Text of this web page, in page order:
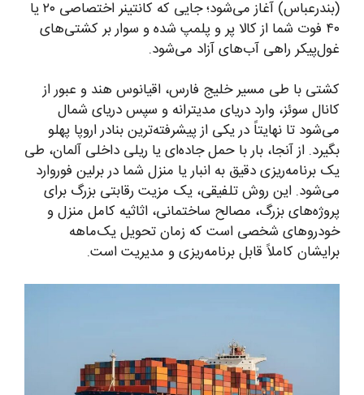
(بندرعباس) آغاز می‌شود؛ جایی که کانتینر اختصاصی ۲۰ یا
۴۰ فوت شما از کالا پر و پلمپ شده و سوار بر کشتی‌های
غول‌پیکر راهی آب‌های آزاد می‌شود.
کشتی با طی مسیر خلیج فارس، اقیانوس هند و عبور از
کانال سوئز، وارد دریای مدیترانه و سپس دریای شمال
می‌شود تا نهایتاً در یکی از پیشرفته‌ترین بنادر اروپا پهلو
بگیرد. از آنجا، بار با حمل جاده‌ای یا ریلی داخلی آلمان، طی
یک برنامه‌ریزی دقیق به انبار یا منزل شما در برلین فوروارد
می‌شود. این روش تلفیقی، یک مزیت رقابتی بزرگ برای
پروژه‌های بزرگ، مصالح ساختمانی، اثاثیه کامل منزل و
خودروهای شخصی است که زمان تحویل یک‌ماهه
برایشان کاملاً قابل برنامه‌ریزی و مدیریت است.